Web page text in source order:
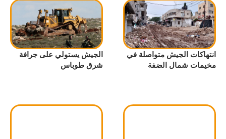
انتهاكات الجيش متواصلة في
مخيمات شمال الضفة
الجيش يستولي على جرافة
شرق طوباس